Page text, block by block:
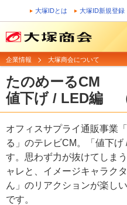
大塚IDとは 大塚ID新規登録
企業情報 大塚商会について
たのめーるCM
値下げ / LED編 （
オフィスサプライ通販事業
る」のテレビCM。「値下げ
す。思わず力が抜けてしま
ャレと、イメージキャラク
ん」のリアクションが楽し
です。